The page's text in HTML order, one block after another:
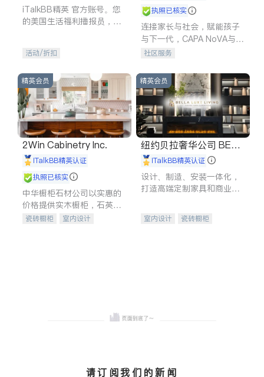
iTalkBB精英 官方账号。您
的美国生活福利播报员，精
专属福利。
活动/折扣
执照已核实
连接家长与社会，赋能孩子
与下一代，CAPA NoVA与您
携手建设包容、公平、充满
社区服务
精英会员
2Win Cabinetry Inc.
iTalkBB精英认证
执照已核实
中华橱柜石材公司以实惠的
价格提供实木橱柜，石英石
台面，多种优质不锈钢水
瓷砖橱柜
室内设计
精英会员
纽约贝拉奢华公司 BELL
A LUXE
iTalkBB精英认证
设计、制造、安装一体化，
打造高端定制家具和商业空
室内设计
瓷砖橱柜
请订阅我们的新闻